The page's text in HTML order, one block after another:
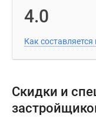
4.0
Как
Скидки и